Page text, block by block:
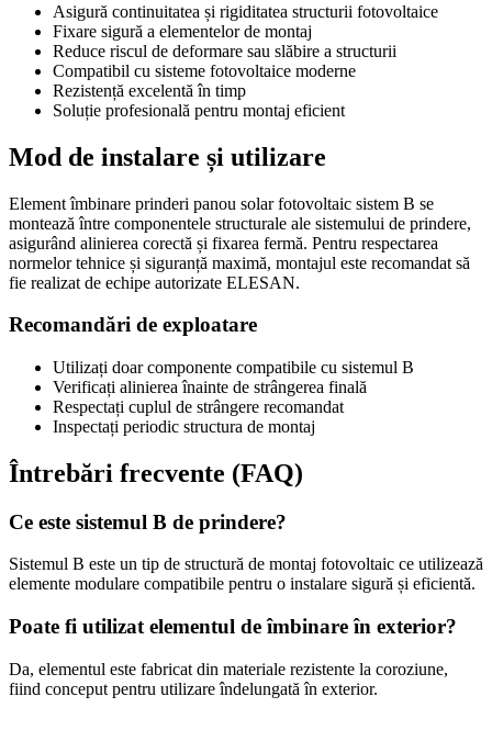
Asigură continuitatea și rigiditatea structurii fotovoltaice
Fixare sigură a elementelor de montaj
Reduce riscul de deformare sau slăbire a structurii
Compatibil cu sisteme fotovoltaice moderne
Rezistență excelentă în timp
Soluție profesională pentru montaj eficient
Mod de instalare și utilizare
Element îmbinare prinderi panou solar fotovoltaic sistem B se
montează între componentele structurale ale sistemului de prindere,
asigurând alinierea corectă și fixarea fermă. Pentru respectarea
normelor tehnice și siguranță maximă, montajul este recomandat să
fie realizat de echipe autorizate ELESAN.
Recomandări de exploatare
Utilizați doar componente compatibile cu sistemul B
Verificați alinierea înainte de strângerea finală
Respectați cuplul de strângere recomandat
Inspectați periodic structura de montaj
Întrebări frecvente (FAQ)
Ce este sistemul B de prindere?
Sistemul B este un tip de structură de montaj fotovoltaic ce utilizează
elemente modulare compatibile pentru o instalare sigură și eficientă.
Poate fi utilizat elementul de îmbinare în exterior?
Da, elementul este fabricat din materiale rezistente la coroziune,
fiind conceput pentru utilizare îndelungată în exterior.